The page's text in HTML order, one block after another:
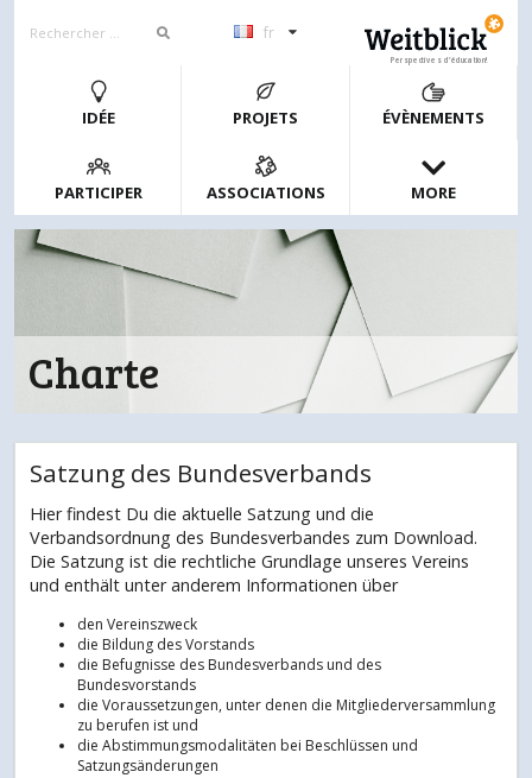
fr
Perspectives d’éducation!
IDÉE PROJETS ÉVÈNEMENTS
PARTICIPER ASSOCIATIONS MORE
Charte
Satzung des Bundesverbands
Hier findest Du die aktuelle Satzung und die
Verbandsordnung des Bundesverbandes zum Download.
Die Satzung ist die rechtliche Grundlage unseres Vereins
und enthält unter anderem Informationen über
den Vereinszweck
die Bildung des Vorstands
die Befugnisse des Bundesverbands und des
Bundesvorstands
die Voraussetzungen, unter denen die Mitgliederversammlung
zu berufen ist und
die Abstimmungsmodalitäten bei Beschlüssen und
Satzungsänderungen